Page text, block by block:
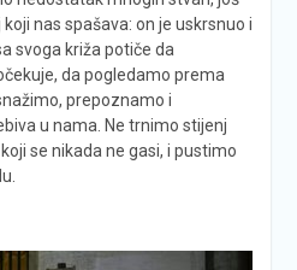
nas spašava: on je uskrsnuo i
svoga križa potiče da
da pogledamo prema
prepoznamo i
u nama. Ne trnimo stijenj
se nikada ne gasi, i pustimo